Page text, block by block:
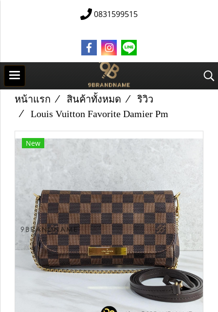
0831599515
หน้าแรก สินค้าทั้งหมด
ริวิว
Louis Vuitton Favorite Damier Pm
New